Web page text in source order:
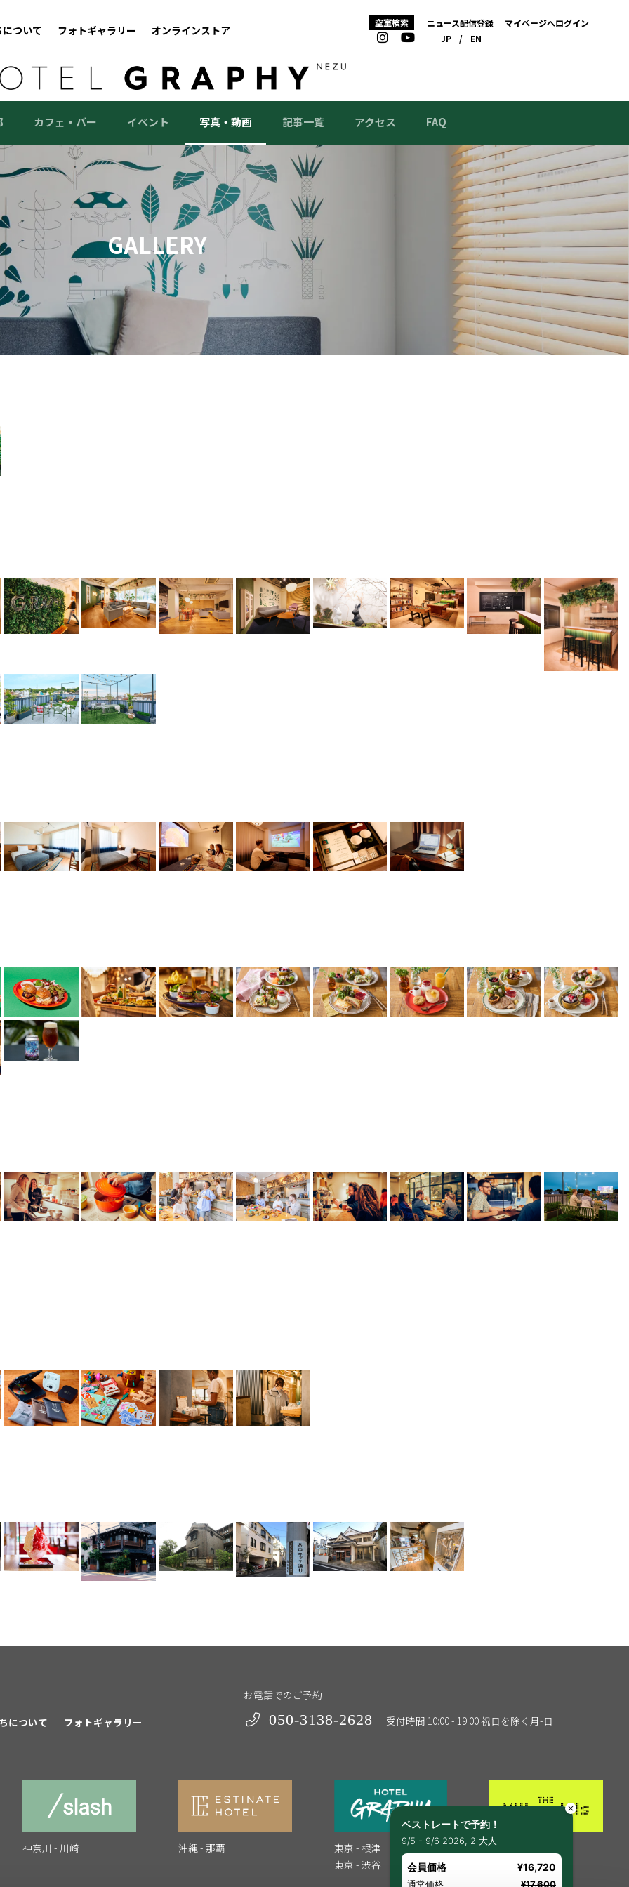
カフェ・バー イベント 写真・動画 記事一覧 アクセス FAQ
ついて フォトギャラリー オンラインストア
空室検索 ニュース配信登録
マイページへログイン
JP
/ EN
GALLERY
について フォトギャラリー
お電話でのご予約
050-3138-2628 受付時間 10:00 - 19:00 祝日を除く月-日
神奈川 - 川崎 沖縄 - 那覇
東京 - 根津
東京 - 渋谷
東京 - 渋谷
京都 - 河原町
福岡 - 博多
ベストレートで予約！
9/5 - 9/6 2026, 2 大人
会員価格 ¥16,720
通常価格 ¥17,600